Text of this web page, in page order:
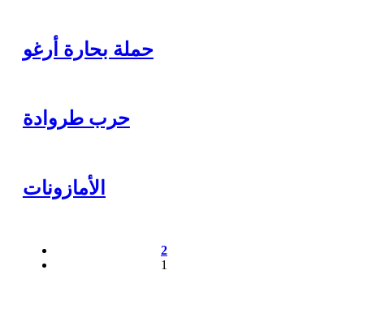
حملة بحارة أرغو
حرب طروادة
الأمازونات
2
1